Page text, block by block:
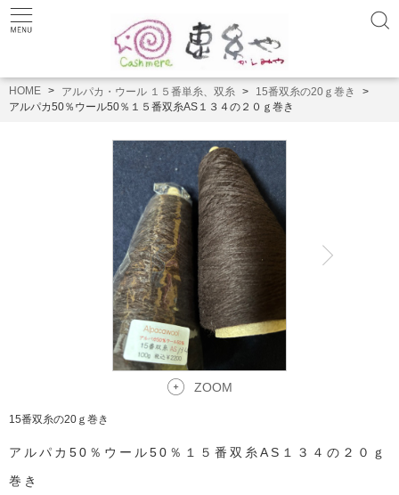
HOME アルパカ・ウール １５番単糸、双糸
15番双糸の20ｇ巻き
アルパカ50％ウール50％１５番双糸AS１３４の２０ｇ巻き
ZOOM
15番双糸の20ｇ巻き
アルパカ50％ウール50％１５番双糸AS１３４の２０ｇ
巻き